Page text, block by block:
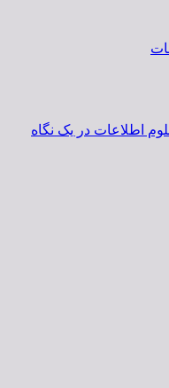
اطلاعات در یک نگاه